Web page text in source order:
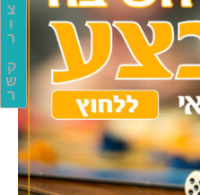
צ
ו
ר
ק
ש
ר